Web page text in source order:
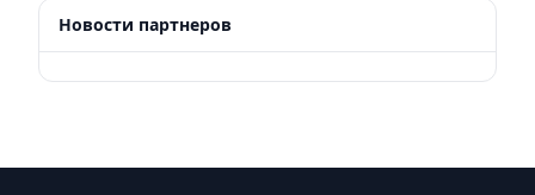
Новости партнеров